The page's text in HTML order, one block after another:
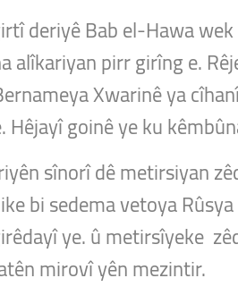
deriyê Bab el-Hawa
alîkariyan pirr girîng e.
Xwarinê ya
Hêjayî goinê ye ku
sînorî dê metirsiyan
bi sedema vetoya
ye. û metirsîyeke
mirovî yên mezintir.